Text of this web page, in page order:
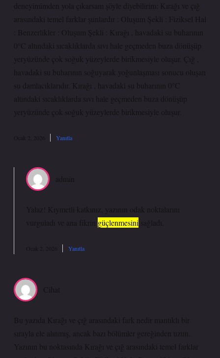
deneyimimden yola çıkarsam şöyle diyebilirim: Kırağı ve çığ
arasındaki temel farklar şunlardır : Oluşum Şekli : Fiziksel Hal
: Benzerlikler : Oluşum Şekli : Kırağı , havadaki su buharının
0°C altındaki sıcaklıklarda sıvı hale geçmeden buza dönüşüp
yeryüzünde çok soğuk yüzeylerde birikmesiyle oluşur. Çığ ,
havadaki su buharının soğuyarak yoğunlaşması sonucu oluşan
su damlacıklarıdır. Kırağı , havadaki su buharının 0°C
altındaki sıcaklıklarda sıvı hale geçmeden buza dönüşüp
yeryüzünde çok soğuk yüzeylerde birikmesiyle oluşur.
Ocak 2, 2026 Yanıtla
admin
Yalaz! Kıymetli katkınız, yazının odak noktalarını
vurguladı ve ana fikrin güçlenmesini sağladı.
Ocak 2, 2026 Yanıtla
Cihat
Bu yazıda Kırağı ve çığ arasındaki fark nedir mantıklı bir
sırayla ele alınmış, ancak bazı bölümler gereğinden uzun.
Yazının bu noktasında Kırağı ve çığ arasındaki temel farklar